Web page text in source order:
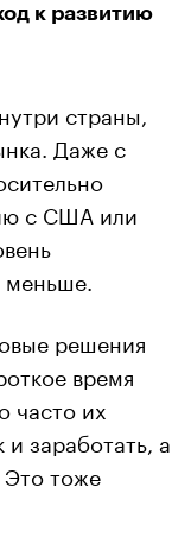
к развитию
страны,
Даже с
с США или
решения
время
часто их
заработать, а
Это тоже